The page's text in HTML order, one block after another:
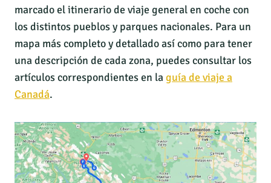
marcado el itinerario de viaje general en coche con
los distintos pueblos y parques nacionales. Para un
mapa más completo y detallado así como para tener
una descripción de cada zona, puedes consultar los
artículos correspondientes en laguía de viaje a
Canadá.